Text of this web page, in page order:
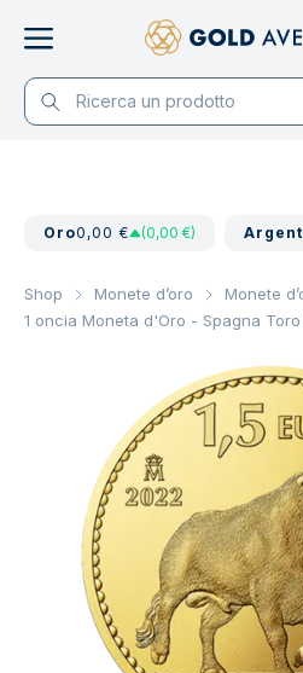
Oro0,00 € (0,00 €)
Shop Monete d’oro
Monete
1 oncia Moneta d'Oro - Spagna